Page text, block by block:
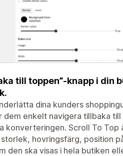
till toppen”-knapp i din
dina kunders
enkelt navigera tillbaka till
konverteringen. Scroll To Top
hovringsfärg, position
den ska visas i hela butiken